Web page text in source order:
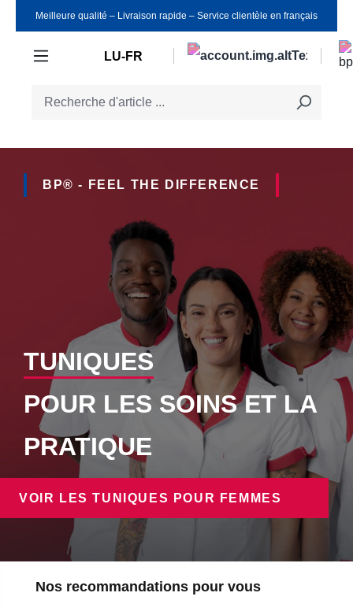
Passer au contenu principal
Meilleure qualité ‒ Livraison rapide ‒ Service clientèle en français
LU-FR
BP® - FEEL THE DIFFERENCE
TUNIQUES
POUR LES SOINS ET LA
PRATIQUE
VOIR LES TUNIQUES POUR FEMMES
Ignorer la galerie de produits
Nos recommandations pour vous